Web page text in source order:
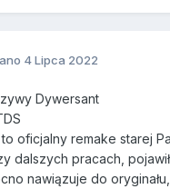
4 Lipca 2022
Dywersant
oficjalny remake starej
dalszych pracach,
nawiązuje do